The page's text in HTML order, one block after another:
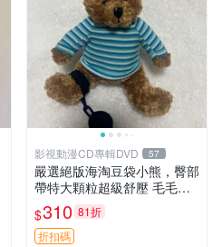
影視動漫CD專輯DVD 57
嚴選絕版海淘豆袋小熊，臀部
帶特大顆粒超級舒壓 毛毛摸
起來格外順滑適合收藏 100%
棉質 豆袋枕 豆袋、抱枕、小
熊
$310 81折
折扣碼